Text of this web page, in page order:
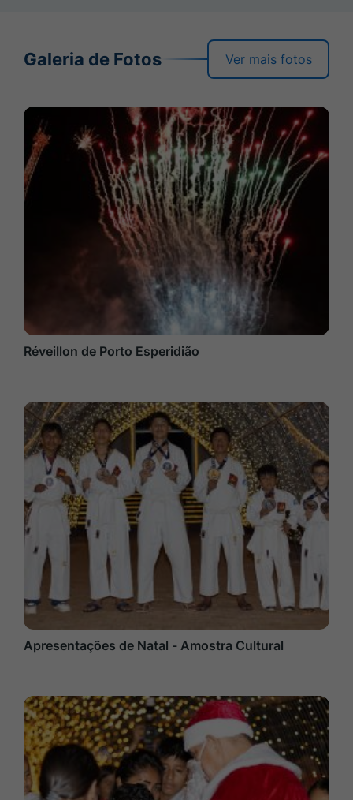
Galeria de Fotos Ver mais fotos
Réveillon de Porto Esperidião
Apresentações de Natal - Amostra Cultural